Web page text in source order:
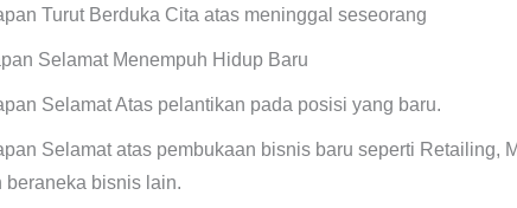
Turut Berduka Cita atas meninggal seseorang
Selamat Menempuh Hidup Baru
Selamat Atas pelantikan pada posisi yang baru.
Selamat atas pembukaan bisnis baru seperti Retailing,
beraneka bisnis lain.